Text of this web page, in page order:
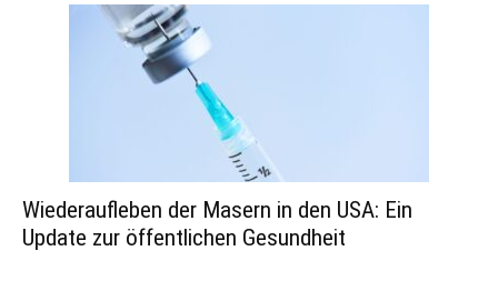
Wiederaufleben der Masern in den USA: Ein
Update zur öffentlichen Gesundheit